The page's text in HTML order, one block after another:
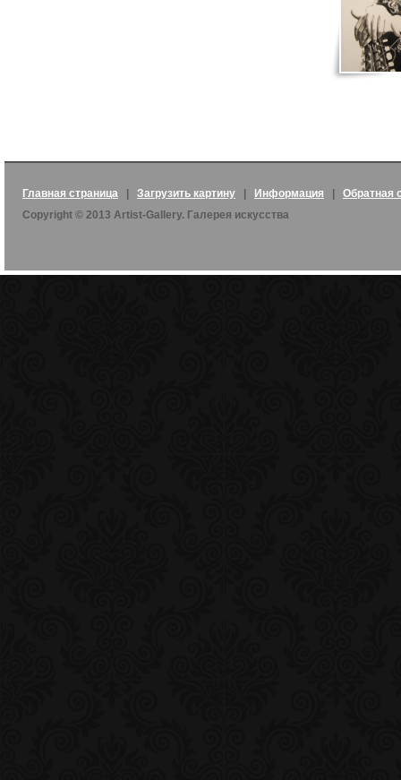
Главная страница Загрузить картину Информация
Обратная
Copyright © 2013 Artist-Gallery. Галерея искусства